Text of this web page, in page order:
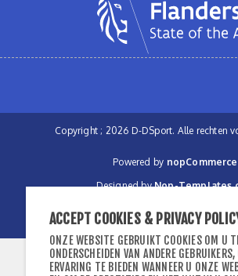
Copyright ; 2026 D-DSport. Alle rechten
Powered by nopCommerce
Designed byNop-
Modified byWebregion
ACCEPT COOKIES & PRIVACY
ONZE WEBSITE GEBRUIKT COOKIES OM U
ONDERSCHEIDEN VAN ANDERE
ERVARING TE BIEDEN WANNEER U ONZE